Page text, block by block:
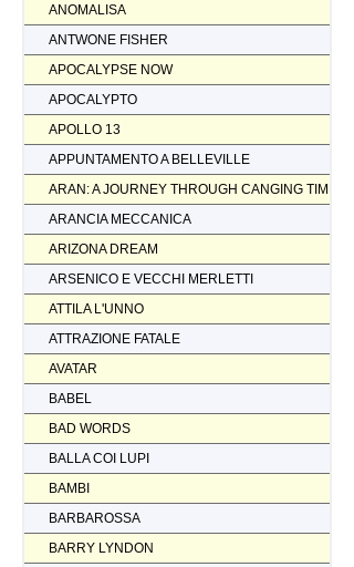
ANOMALISA
ANTWONE FISHER
APOCALYPSE NOW
APOCALYPTO
APOLLO 13
APPUNTAMENTO A BELLEVILLE
ARAN: A JOURNEY THROUGH CANGING TIMES
ARANCIA MECCANICA
ARIZONA DREAM
ARSENICO E VECCHI MERLETTI
ATTILA L'UNNO
ATTRAZIONE FATALE
AVATAR
BABEL
BAD WORDS
BALLA COI LUPI
BAMBI
BARBAROSSA
BARRY LYNDON